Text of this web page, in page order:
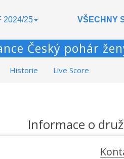
2024/25 VŠECHNY
Český pohár
Historie Live Score
Informace o